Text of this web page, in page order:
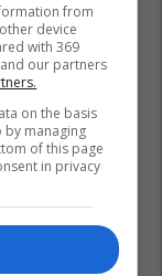
from
device
with 369
our partners
on the basis
by managing
of this page
in privacy